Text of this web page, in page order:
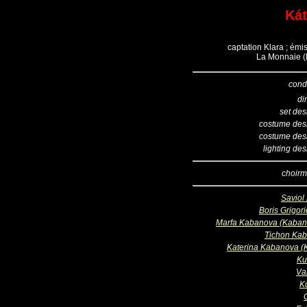
captation Klara ;
La Monnaie
set
costume
costume
lighting
Saviol
Boris
Marfa Kabanova
Tichon
Katerina Kabanova